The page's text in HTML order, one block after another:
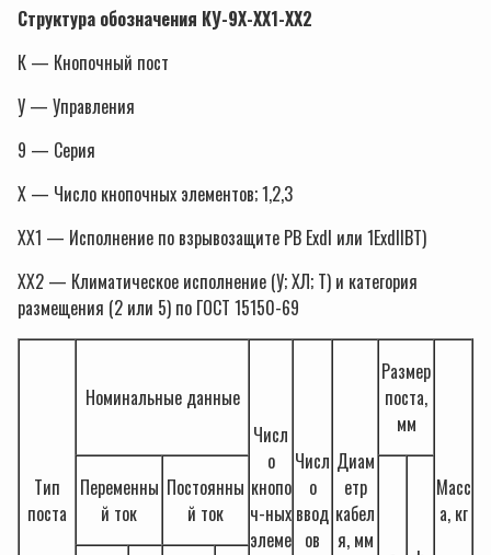
Структура обозначения КУ-9Х-ХХ1-ХХ2
К — Кнопочный пост
У — Управления
9 — Серия
Х — Число кнопочных элементов; 1,2,3
ХХ1 — Исполнение по взрывозащите РВ ExdI или 1ExdIIВТ)
ХХ2 — Климатическое исполнение (У; ХЛ; Т) и категория
размещения (2 или 5) по ГОСТ 15150-69
Тип
поста
Номинальные данные
Числ
о
кнопо
ч-ных
элеме
Числ
о
ввод
ов
Диам
етр
кабел
я, мм
Размер
поста,
мм
Масс
а, кг
Переменны
й ток
Постоянны
й ток